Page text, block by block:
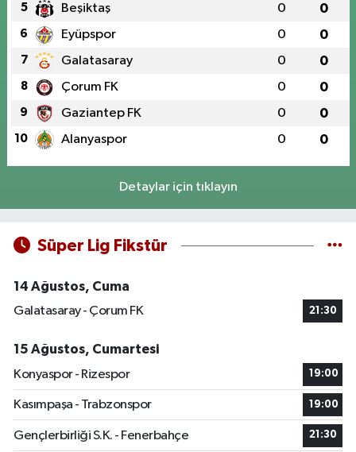
5 Beşiktaş 0 0
6 Eyüpspor 0 0
7 Galatasaray 0 0
8 Çorum FK 0 0
9 Gaziantep FK 0 0
10 Alanyaspor 0 0
Detaylar için tıklayın
Süper Lig Fikstür
14 Ağustos, Cuma
Galatasaray - Çorum FK
21:30
15 Ağustos, Cumartesi
Konyaspor - Rizespor
19:00
Kasımpaşa - Trabzonspor 19:00
Gençlerbirliği S.K. - Fenerbahçe 21:30